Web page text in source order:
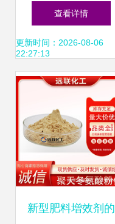
剂的解析
查看详情
更新时间：2026-08-06
22:27:13
新型肥料增效剂的